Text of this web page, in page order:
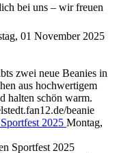
bei uns – wir freuen
01 November 2025
zwei neue Beanies in
aus hochwertigem
halten schön warm.
beanie
2025 Montag,